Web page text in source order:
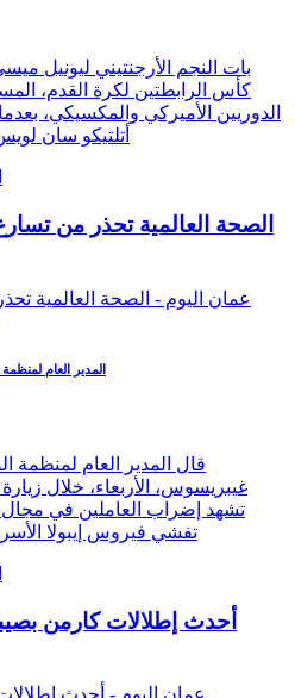
بات النجم الأرجنتيني ليونيل
كأس الرابطتين لكرة القدم،
الدوريين الأميركي والمكسيكي،
أتلتيكو سان لويس 4-2 على أرضه
الصحة العالمية تحذر من
المدير العام
قال المدير العام لمنظمة
غيبريسوس، الأربعاء، خلال
تشهد إضراب العاملين في
تفشي فيروس إيبولا
أحدث إطلالات كارمن